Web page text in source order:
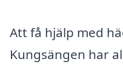
Att få hjälp med
Kungsängen har